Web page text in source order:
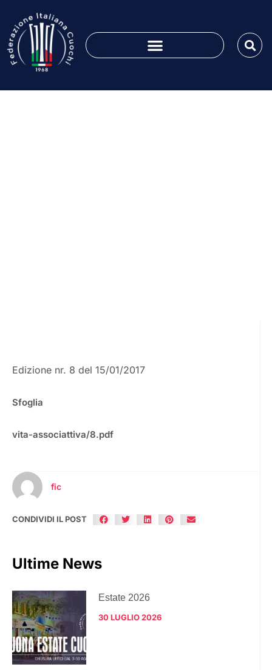
Edizione nr. 8 del 15/01/2017
Sfoglia
vita-associattiva/8.pdf
fic
CONDIVIDI IL POST
Ultime News
Estate 2026
30 LUGLIO 2026